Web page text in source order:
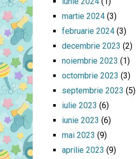
martie 2024(3)
februarie 2024(3)
decembrie 2023 (2)
noiembrie 2023 (1)
octombrie 2023 (3)
septembrie 2023 (5)
iulie 2023 (6)
iunie 2023 (6)
mai 2023 (9)
aprilie 2023 (9)